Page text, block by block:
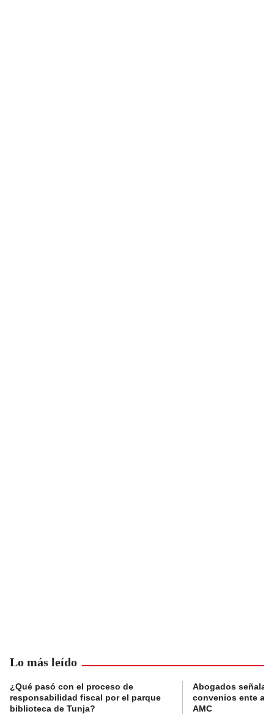
Lo más leído
¿Qué pasó con el proceso de
responsabilidad fiscal por el parque
biblioteca de Tunja?
Abogados
convenios ente
AMC